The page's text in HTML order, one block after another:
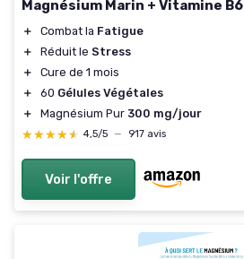
Magnésium Marin + Vitamine B6
＋ Combat la Fatigue
＋
Réduit le Stress
＋
Cure de 1 mois
＋
60 Gélules Végétales
＋
Magnésium Pur 300 mg/jour
★★★★★
★★★★★ 4,5/5 — 917 avis
Voir l'offre